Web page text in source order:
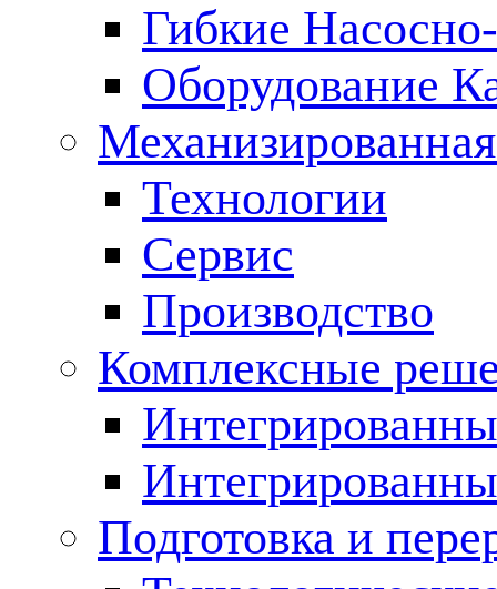
Гибкие
Оборудование
Технологии
Сервис
Производство
Комплексные
Подготовка и